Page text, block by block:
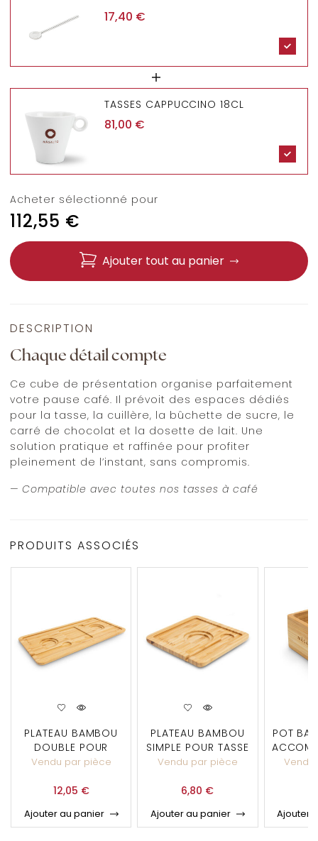
17,40 €
TASSES CAPPUCCINO 18CL
81,00 €
Acheter sélectionné pour
112,55 €
Ajouter tout au panier
DESCRIPTION
Chaque détail compte
Ce cube de présentation organise parfaitement
votre pause café. Il prévoit des espaces dédiés
pour la tasse, la cuillère, la bûchette de sucre, le
carré de chocolat et la dosette de lait. Une
solution pratique et raffinée pour profiter
pleinement de l’instant, sans compromis.
— Compatible avec toutes nos tasses à café
PRODUITS ASSOCIÉS
PLATEAU BAMBOU
DOUBLE POUR
TASSES À CAFÉ
Vendu par pièce
12,05 €
Ajouter au panier
PLATEAU BAMBOU
SIMPLE POUR TASSE
À CAFÉ
Vendu par pièce
6,80 €
Ajouter au panier
POT
Ajouter